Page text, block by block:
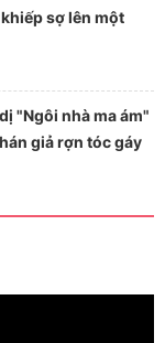
sợ lên một
"Ngôi nhà ma ám"
giả rợn tóc gáy